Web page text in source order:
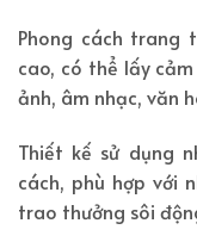
Phong cách trang
cao, có thể lấy
ảnh, âm nhạc, văn
Thiết kế sử dụng
cách, phù hợp với
trao thưởng sôi